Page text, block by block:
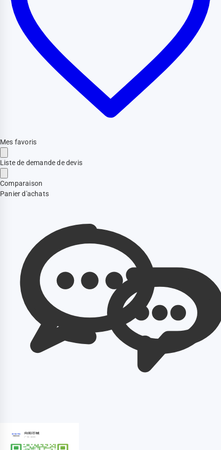
Mes favoris
Liste de demande de devis
Comparaison
Panier d'achats